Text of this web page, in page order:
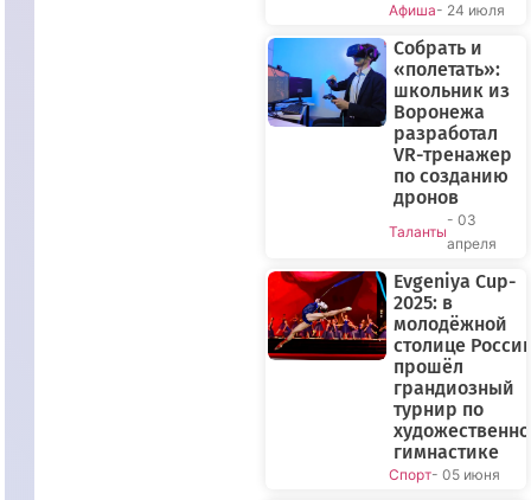
Афиша- 24 июля
Собрать и
«полетать»:
школьник из
Воронежа
разработал
VR-тренажер
по созданию
дронов
Таланты
- 03
апреля
Evgeniya Cup-
2025: в
молодёжной
столице
прошёл
грандиозный
турнир по
гимнастике
Спорт- 05 июня